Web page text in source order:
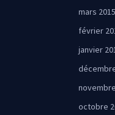
mars 2015
février
janvier
octobre